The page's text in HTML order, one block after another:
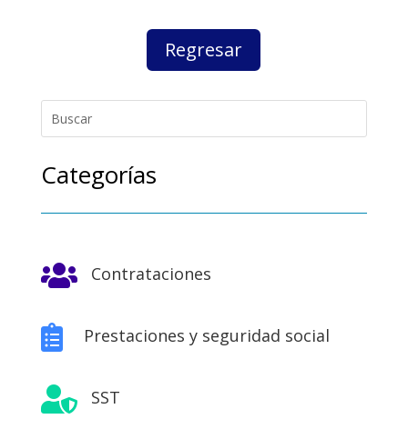
Regresar
Categorías
 Contrataciones
 Prestaciones y seguridad social
 SST